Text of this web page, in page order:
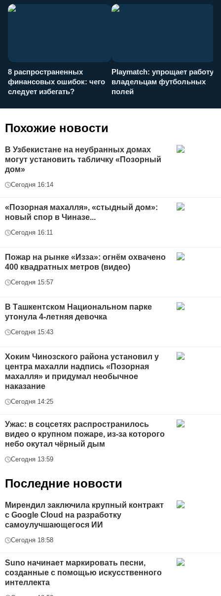
8 распространенных
финансовых ошибок: чего
следует избегать?
Playmatch: упрощает работу
владельцам футбольных
полей
Похожие новости
В Узбекистане на неубранных домах
могут установить табличку «Позорный
дом»
Сегодня 16:14
«Позорная махалля», «стыдный дом»:
новый спор в Чиназе...
Сегодня 16:11
Пожар на рынке «Изза»: огнём охвачено
400 квадратных метров (видео)
Сегодня 15:57
В Ташкентском Национальном парке
утонула 4-летняя девочка
Сегодня 15:43
Хоким Чинозского района установил у
центра махалли надпись «Позорная
махалля» и придумал необычное
наказание
Сегодня 14:25
Ужас: в соцсетях распространилось
видео о крупном пожаре, из-за которого
небо окутал чёрный дым
Сегодня 13:59
Последние новости
Мирендил заключила крупный контракт
с Google Cloud на разработку
самоулучшающегося ИИ
Сегодня 18:58
Suno начинает маркировать песни,
созданные с помощью искусственного
интеллекта